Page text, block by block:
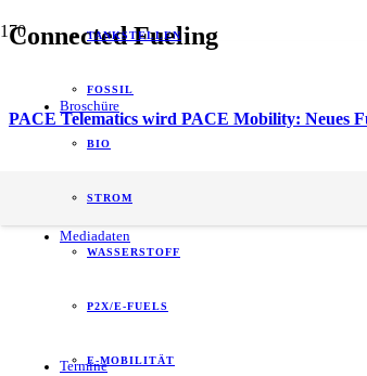
Broschüre
Mediadaten
Termine
TANKSTELLEN
FOSSIL
BIO
STROM
WASSERSTOFF
P2X/E-FUELS
E-MOBILITÄT
Connected Fueling
PACE Telematics wird PACE Mobility: Neues